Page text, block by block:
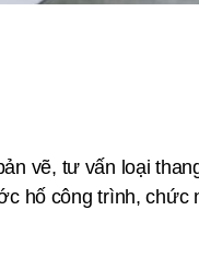
vẽ, tư vấn loại
hố công trình, chức